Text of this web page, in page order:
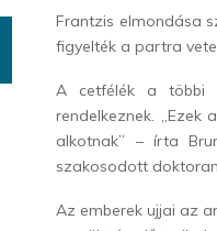
Frantzis elmondása
figyelték a partra
A cetfélék a többi
rendelkeznek. „Ezek
alkotnak” – írta
szakosodott
Az emberek ujjai az